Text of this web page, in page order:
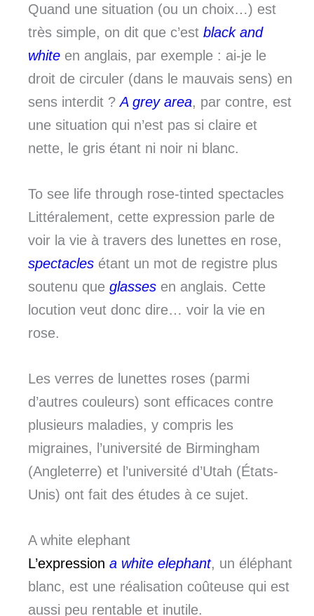
Quand une situation (ou un choix…) est
très simple, on dit que c’est black and
white en anglais, par exemple : ai-je le
droit de circuler (dans le mauvais sens) en
sens interdit ?A grey area, par contre, est
une situation qui n’est pas si claire et
nette, le gris étant ni noir ni blanc.
To see life through rose-tinted spectacles
Littéralement, cette expression parle de
voir la vie à travers des lunettes en rose,
spectacles étant un mot de registre plus
soutenu que glasses en anglais. Cette
locution veut donc dire… voir la vie en
rose.
Les verres de lunettes roses (parmi
d’autres couleurs) sont efficaces contre
plusieurs maladies, y compris les
migraines, l’université de Birmingham
(Angleterre) et l’université d’Utah (États-
Unis) ont fait des études à ce sujet.
A white elephant
L’expression a white elephant, un éléphant
blanc, est une réalisation coûteuse qui est
aussi peu rentable et inutile.